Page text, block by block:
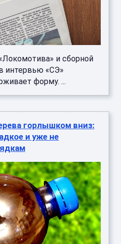
и сборной
интервью «СЭ»
форму. ...
горлышком вниз:
и уже не